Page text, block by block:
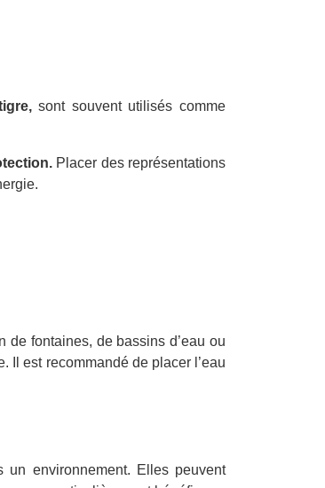
sont souvent utilisés comme
Placer des représentations
de fontaines, de bassins d’eau ou
Il est recommandé de placer l’eau
un environnement. Elles peuvent